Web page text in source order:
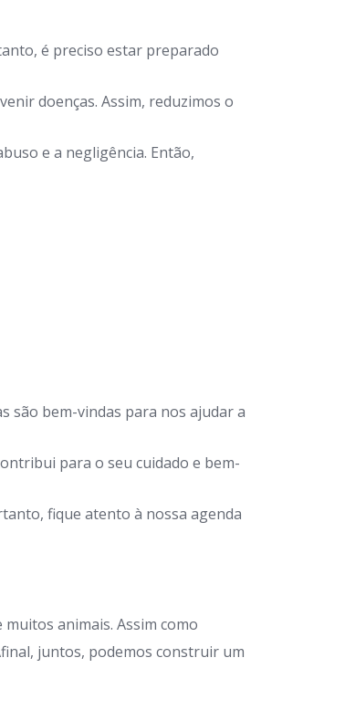
é preciso estar preparado
doenças. Assim, reduzimos o
e a negligência. Então,
são bem-vindas para nos ajudar a
para o seu cuidado e bem-
fique atento à nossa agenda
animais. Assim como
juntos, podemos construir um